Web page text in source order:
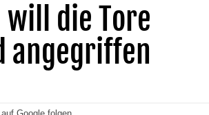
die Tore
angegriffen